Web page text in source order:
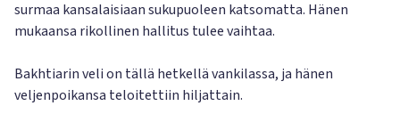
surmaa kansalaisiaan sukupuoleen katsomatta. Hänen
mukaansa rikollinen hallitus tulee vaihtaa.
Bakhtiarin veli on tällä hetkellä vankilassa, ja hänen
veljenpoikansa teloitettiin hiljattain.